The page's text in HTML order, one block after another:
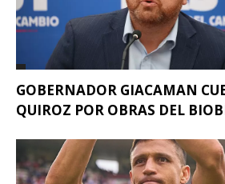
GOBERNADOR GIACAMAN
QUIROZ POR OBRAS DEL